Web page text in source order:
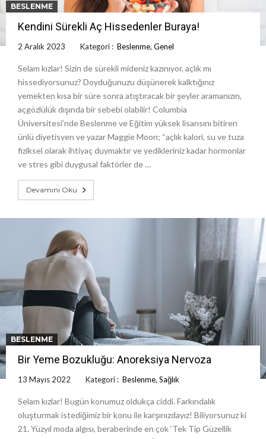
BESLENME
Kendini Sürekli Aç Hissedenler Buraya!
2 Aralık 2023 Kategori : Beslenme, Genel
Selam kızlar! Sizin de sürekli mideniz kazınıyor, açlık mı
hissediyorsunuz? Doyduğunuzu düşünerek kalktığınız
yemekten kısa bir süre sonra atıştıracak bir şeyler aramanızın,
açgözlülük dışında bir sebebi olabilir! Columbia
Üniversitesi’nde Beslenme ve Eğitim yüksek lisansını bitiren
ünlü diyetisyen ve yazar Maggie Moon; “açlık kalori, su ve tuza
fiziksel olarak ihtiyaç duymaktır ve yedikleriniz kadar hormonlar
ve stres gibi duygusal faktörler de …
Devamını Oku
BESLENME
Bir Yeme Bozukluğu: Anoreksiya Nervoza
13 Mayıs 2022 Kategori : Beslenme, Sağlık
Selam kızlar! Bugün konumuz oldukça ciddi. Farkındalık
oluşturmak istediğimiz bir konu ile karşınızdayız! Biliyorsunuz ki
21. Yüzyıl moda algısı, beraberinde en çok ‘Tek Tip Güzellik